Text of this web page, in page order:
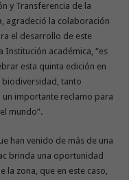
y Transferencia de la
agradeció la colaboración
el desarrollo de este
Institución académica, “es
esta quinta edición en
biodiversidad, tanto
importante reclamo para
mundo”.
han venido de más de una
brinda una oportunidad
la zona, que en este caso,